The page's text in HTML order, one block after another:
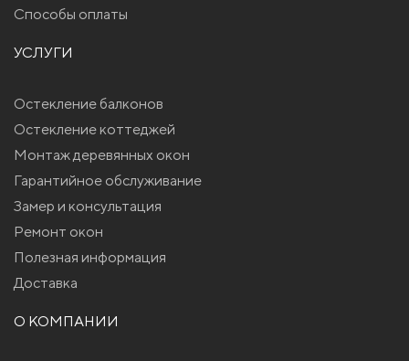
Способы оплаты
УСЛУГИ
Остекление балконов
Остекление коттеджей
Монтаж деревянных окон
Гарантийное обслуживание
Замер и консультация
Ремонт окон
Полезная информация
Доставка
О КОМПАНИИ